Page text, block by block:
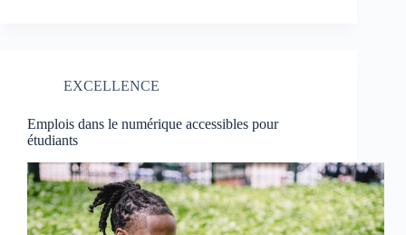
EXCELLENCE
Emplois dans le numérique accessibles pour
étudiants